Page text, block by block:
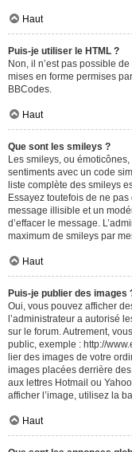
Haut
Puis-je utiliser le HTML ?
Non, il n’est pas possible
mises en forme permises
BBCodes.
Haut
Que sont les smileys ?
Les smileys, ou
sentiments avec un code
liste complète des smileys
Essayez toutefois de ne
message illisible et un
d’effacer le message.
maximum de smileys par
Haut
Puis-je publier des images
Oui, vous pouvez afficher
l’administrateur a autorisé
sur le forum. Autrement,
public, exemple : http://
lier des images de votre
images placées derrière
aux lettres Hotmail ou
afficher l’image, utilisez la
Haut